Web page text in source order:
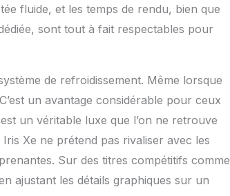
fluide, et les temps de rendu, bien que
sont tout à fait respectables pour
de refroidissement. Même lorsque
un avantage considérable pour ceux
un véritable luxe que l’on ne retrouve
Xe ne prétend pas rivaliser avec les
Sur des titres compétitifs comme
ajustant les détails graphiques sur un